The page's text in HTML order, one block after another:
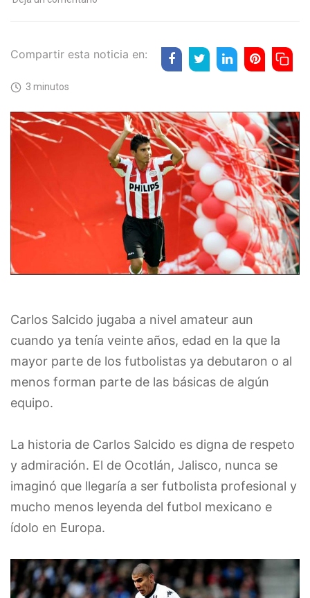
Compartir esta noticia en:
3 minutos
Carlos Salcido jugaba a nivel amateur aun
cuando ya tenía veinte años, edad en la que la
mayor parte de los futbolistas ya debutaron o al
menos forman parte de las básicas de algún
equipo.
La historia de Carlos Salcido es digna de respeto
y admiración. El de Ocotlán, Jalisco, nunca se
imaginó que llegaría a ser futbolista profesional y
mucho menos leyenda del futbol mexicano e
ídolo en Europa.